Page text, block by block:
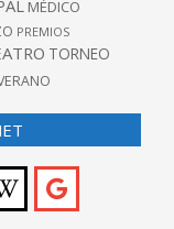
MÉDICO
PREMIOS
TORNEO